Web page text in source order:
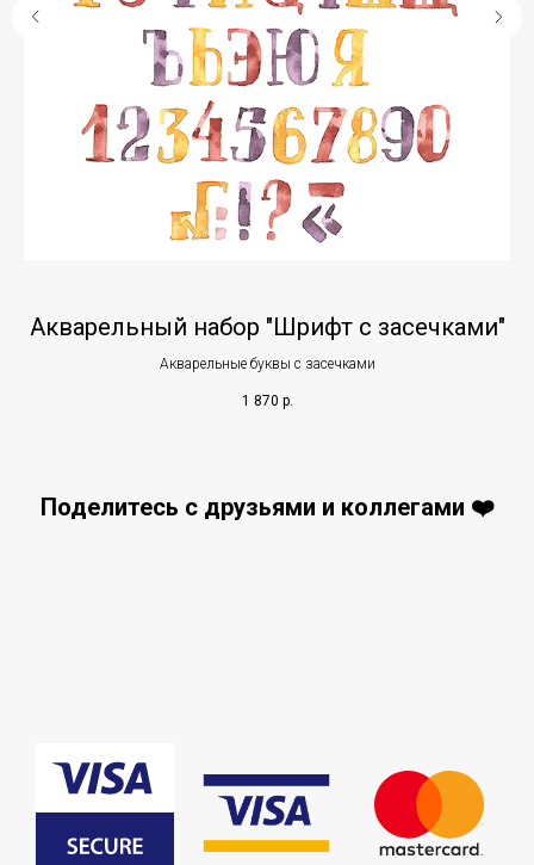
Акварельный набор "Шрифт с засечками"
Акварельные буквы с засечками
1 870 р.
Поделитесь с друзьями и коллегами ❤️